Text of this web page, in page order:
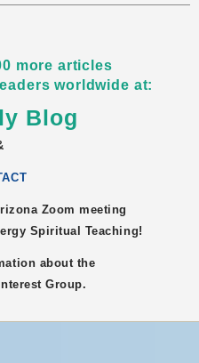
more articles
worldwide at:
Blog
Zoom meeting
Spiritual Teaching!
about the
Group.